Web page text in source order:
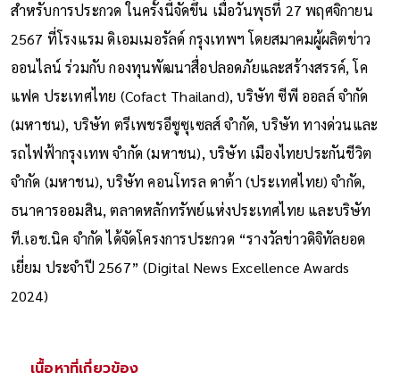
สำหรับการประกวด ในครั้งนี้จัดขึ้น เมื่อวันพุธที่ 27 พฤศจิกายน
2567 ที่โรงแรม ดิเอมเมอรัลด์ กรุงเทพฯ โดยสมาคมผู้ผลิตข่าว
ออนไลน์ ร่วมกับ กองทุนพัฒนาสื่อปลอดภัยและสร้างสรรค์, โค
แฟค ประเทศไทย (Cofact Thailand), บริษัท ซีพี ออลล์ จำกัด
(มหาชน), บริษัท ตรีเพชรอีซูซุเซลส์ จำกัด, บริษัท ทางด่วนและ
รถไฟฟ้ากรุงเทพ จำกัด (มหาชน), บริษัท เมืองไทยประกันชีวิต
จำกัด (มหาชน), บริษัท คอนโทรล ดาต้า (ประเทศไทย) จำกัด,
ธนาคารออมสิน, ตลาดหลักทรัพย์แห่งประเทศไทย และบริษัท
ที.เอช.นิค จำกัด ได้จัดโครงการประกวด “รางวัลข่าวดิจิทัลยอด
เยี่ยม ประจำปี 2567” (Digital News Excellence Awards
2024)
เนื้อหาที่เกี่ยวข้อง